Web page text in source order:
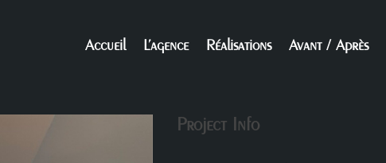
Accueil L’agence Réalisations Avant / Après
Project Info